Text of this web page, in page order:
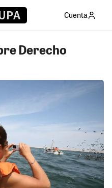
Cuenta
Derecho